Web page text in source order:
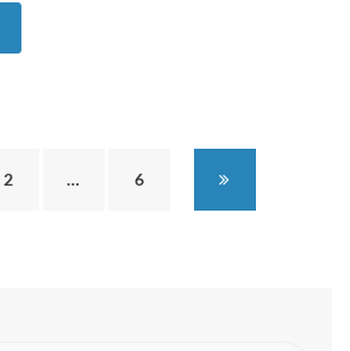
2 … 6